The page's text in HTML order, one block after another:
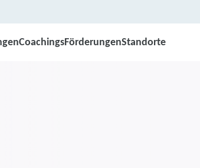
CoachingsFörderungenStandorte